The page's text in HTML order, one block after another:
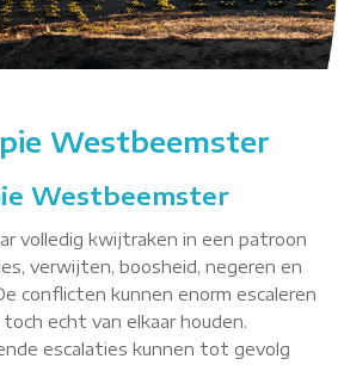
Westbeemster
Westbeemster
volledig kwijtraken in een patroon
verwijten, boosheid, negeren en
conflicten kunnen enorm escaleren
echt van elkaar houden.
escalaties kunnen tot gevolg